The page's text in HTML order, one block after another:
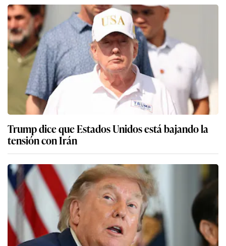
Trump dice que Estados Unidos está bajando la
tensión con Irán